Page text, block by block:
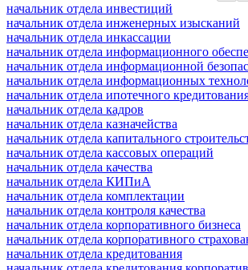
начальник отдела инвестиций
начальник отдела инженерных изысканий
начальник отдела инкассации
начальник отдела информационного
начальник отдела информационной
начальник отдела информационных
начальник отдела ипотечного
начальник отдела кадров
начальник отдела казначейства
начальник отдела капитального
начальник отдела кассовых операций
начальник отдела качества
начальник отдела КИПиА
начальник отдела комплектации
начальник отдела контроля качества
начальник отдела корпоративного бизнеса
начальник отдела корпоративного
начальник отдела кредитования